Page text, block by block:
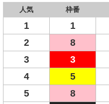
人気 枠番
1 1
2
8
3
3
4
5
5
8